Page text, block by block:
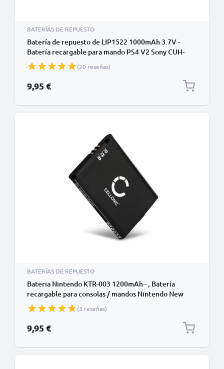
BATERÍAS DE REPUESTO
Batería de repuesto de LIP1522 1000mAh 3.7V -
Batería recargable para mando PS4 V2 Sony CUH-
ZCT2E / JDM-030 / KCR1410 / CUH-ZCT2 -
Playstation DualShock 4 V2
(20 reseñas)
9,95 €
BATERÍAS DE REPUESTO
Bateria Nintendo KTR-003 1200mAh - , Batería
recargable para consolas / mandos Nintendo New
3DS
(3 reseñas)
9,95 €